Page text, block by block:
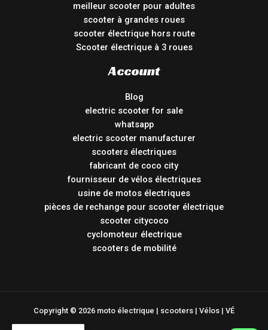
meilleur scooter pour adultes
scooter à grandes roues
scooter électrique hors route
Scooter électrique à 3 roues
Account
Blog
electric scooter for sale
whatsapp
electric scooter manufacturer
scooters électriques
fabricant de coco city
fournisseur de vélos électriques
usine de motos électriques
pièces de rechange pour scooter électrique
scooter citycoco
cyclomoteur électrique
scooters de mobilité
Copyright © 2026 moto électrique | scooters | Vélos | VÉ